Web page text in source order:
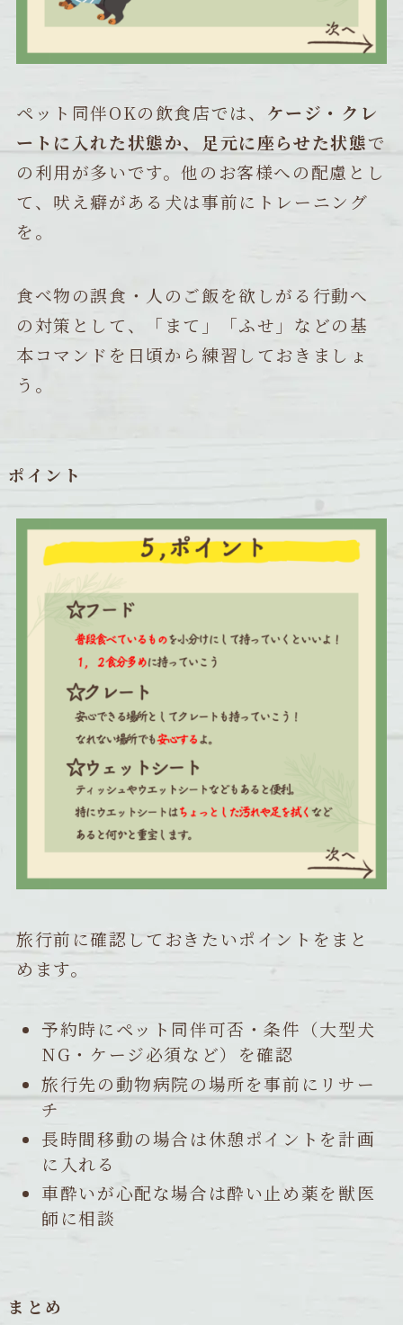
ペット同伴OKの飲食店では、 ケージ・クレ
ートに入れた状態か、足元に座らせた状態で
の利用が多いです。他のお客様への配慮とし
て、吠え癖がある犬は事前にトレーニング
を。
食べ物の誤食・人のご飯を欲しがる行動へ
の対策として、「まて」「ふせ」などの基
本コマンドを日頃から練習しておきましょ
う。
ポイント
旅行前に確認しておきたいポイントをまと
めます。
予約時にペット同伴可否・条件（大型犬
NG・ケージ必須など）を確認
旅行先の動物病院の場所を事前にリサー
チ
長時間移動の場合は休憩ポイントを計画
に入れる
車酔いが心配な場合は酔い止め薬を獣医
師に相談
まとめ